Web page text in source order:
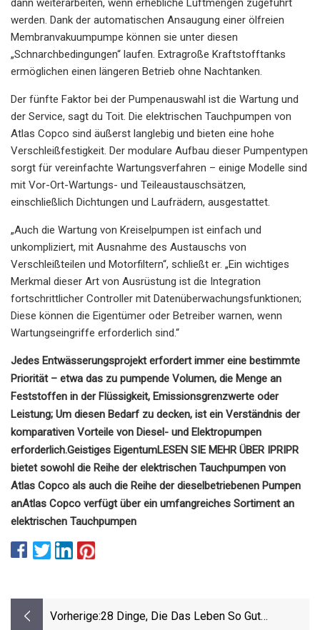
dann weiterarbeiten, wenn erhebliche Luftmengen zugeführt
werden. Dank der automatischen Ansaugung einer ölfreien
Membranvakuumpumpe können sie unter diesen
„Schnarchbedingungen“ laufen. Extragroße Kraftstofftanks
ermöglichen einen längeren Betrieb ohne Nachtanken.
Der fünfte Faktor bei der Pumpenauswahl ist die Wartung und
der Service, sagt du Toit. Die elektrischen Tauchpumpen von
Atlas Copco sind äußerst langlebig und bieten eine hohe
Verschleißfestigkeit. Der modulare Aufbau dieser Pumpentypen
sorgt für vereinfachte Wartungsverfahren – einige Modelle sind
mit Vor-Ort-Wartungs- und Teileaustauschsätzen,
einschließlich Dichtungen und Laufrädern, ausgestattet.
„Auch die Wartung von Kreiselpumpen ist einfach und
unkompliziert, mit Ausnahme des Austauschs von
Verschleißteilen und Motorfiltern“, schließt er. „Ein wichtiges
Merkmal dieser Art von Ausrüstung ist die Integration
fortschrittlicher Controller mit Datenüberwachungsfunktionen;
Diese können die Eigentümer oder Betreiber warnen, wenn
Wartungseingriffe erforderlich sind.“
Jedes Entwässerungsprojekt erfordert immer eine bestimmte
Priorität – etwa das zu pumpende Volumen, die Menge an
Feststoffen in der Flüssigkeit, Emissionsgrenzwerte oder
Leistung; Um diesen Bedarf zu decken, ist ein Verständnis der
komparativen Vorteile von Diesel- und Elektropumpen
erforderlich.Geistiges EigentumLESEN SIE MEHR ÜBER IPRIPR
bietet sowohl die Reihe der elektrischen Tauchpumpen von
Atlas Copco als auch die Reihe der dieselbetriebenen Pumpen
anAtlas Copco verfügt über ein umfangreiches Sortiment an
elektrischen Tauchpumpen
Vorherige:28 Dinge, Die Das Leben So Gut